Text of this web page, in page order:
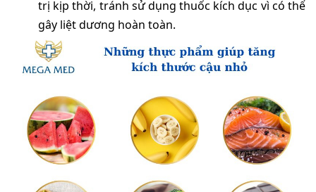
trị kịp thời, tránh sử dụng thuốc kích dục vì có thể
gây liệt dương hoàn toàn.